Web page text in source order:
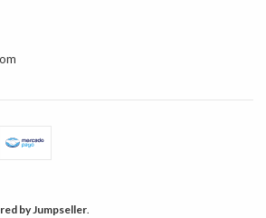
by Jumpseller